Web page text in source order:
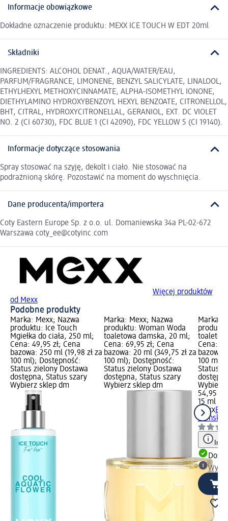
Informacje obowiązkowe
Dokładne oznaczenie produktu: MEXX ICE TOUCH W EDT 20ml
Składniki
INGREDIENTS: ALCOHOL DENAT., AQUA/WATER/EAU,
PARFUM/FRAGRANCE, LIMONENE, BENZYL SALICYLATE, LINALOOL,
ETHYLHEXYL METHOXYCINNAMATE, ALPHA-ISOMETHYL IONONE,
DIETHYLAMINO HYDROXYBENZOYL HEXYL BENZOATE, CITRONELLOL,
BHT, CITRAL, HYDROXYCITRONELLAL, GERANIOL, EXT. DC VIOLET
NO. 2 (CI 60730), FDC BLUE 1 (CI 42090), FDC YELLOW 5 (CI 19140).
Informacje dotyczące stosowania
Spray stosować na szyję, dekolt i ciało. Nie stosować na
podrażnioną skórę. Pozostawić na moment do wyschnięcia.
Dane producenta/importera
Coty Eastern Europe Sp. z o.o. ul. Domaniewska 34a PL-02-672
Warszawa coty_ee@cotyinc.com
Więcej produktów
od Mexx
Podobne produkty
Marka: Mexx; Nazwa
produktu: Ice Touch
Mgiełka do ciała, 250 ml;
Cena: 49,95 zł; Cena
bazowa: 250 ml (19,98 zł za
100 ml); Dostępność:
Status zielony Dostawa
dostępna, Status szary
Wybierz sklep dm
Marka: Mexx; Nazwa
produktu: Woman Woda
toaletowa damska, 20 ml;
Cena: 69,95 zł; Cena
bazowa: 20 ml (349,75 zł za
100 ml); Dostępność:
Status zielony Dostawa
dostępna, Status szary
Wybierz sklep dm
Marka:
Cena:
bazowa:
100 ml);
Status
Wybierz
54,95 zł
15 ml
Mexx
damska,